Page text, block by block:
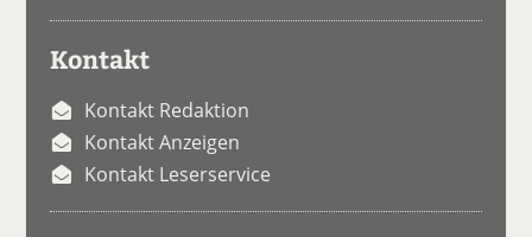
Kontakt
Kontakt Redaktion
Kontakt Anzeigen
Kontakt Leserservice